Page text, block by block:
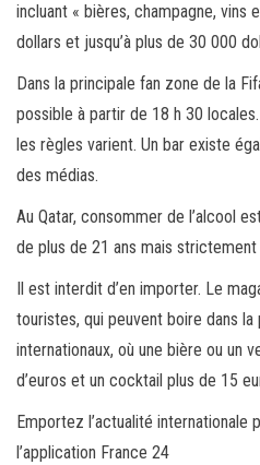
incluant « bières, champagne, vins
dollars et jusqu’à plus de 30 000
Dans la principale fan zone de la
possible à partir de 18 h 30
les règles varient. Un bar existe
des médias.
Au Qatar, consommer de l’alcool
de plus de 21 ans mais strictement
Il est interdit d’en importer. Le
touristes, qui peuvent boire dans
internationaux, où une bière ou un
d’euros et un cocktail plus de 15
Emportez l’actualité
l’application France 24